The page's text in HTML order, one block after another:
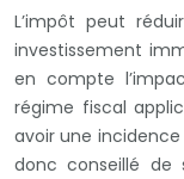
L’impôt peut
investissement
en compte
régime fiscal
avoir une
donc conseillé de